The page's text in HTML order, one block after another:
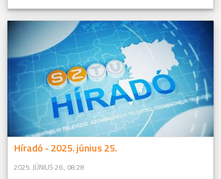
Híradó - 2025. június 25.
2025. JÚNIUS 26., 08:28